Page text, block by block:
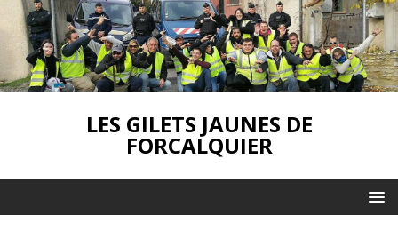
LES GILETS JAUNES DE
FORCALQUIER